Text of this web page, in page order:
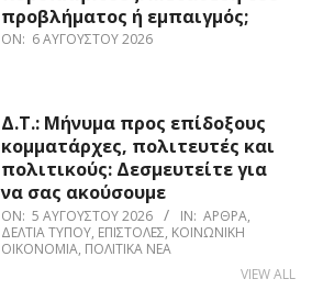
προβλήματος ή εμπαιγμός;
ON: 6 ΑΥΓΟΎΣΤΟΥ 2026
Δ.Τ.: Μήνυμα προς επίδοξους
κομματάρχες, πολιτευτές και
πολιτικούς: Δεσμευτείτε για
να σας ακούσουμε
ON: 5 ΑΥΓΟΎΣΤΟΥ 2026 IN: ΆΡΘΡΑ,
ΔΕΛΤΊΑ ΤΎΠΟΥ, ΕΠΙΣΤΟΛΈΣ, ΚΟΙΝΩΝΙΚΉ
ΟΙΚΟΝΟΜΊΑ, ΠΟΛΙΤΙΚΆ ΝΈΑ
VIEW ALL